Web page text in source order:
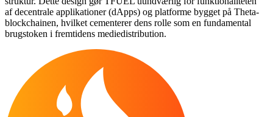
af decentrale applikationer (dApps) og platforme bygget på Theta-
blockchainen, hvilket cementerer dens rolle som en fundamental
brugstoken i fremtidens mediedistribution.